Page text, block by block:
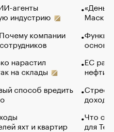
агенты
индустрию
компании
нарастил
на склады
способ вредить
яхт и квартир
Маск в
основ
ЕС
нефти
Что
для